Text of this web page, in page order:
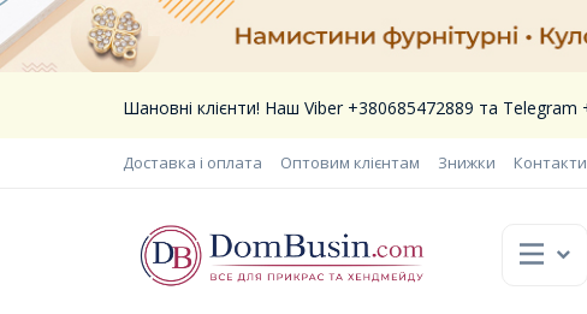
Шановні клієнти! Наш Viber +380685472889 та Telegram
Доставка і оплата Оптовим клієнтам Знижки Контакти